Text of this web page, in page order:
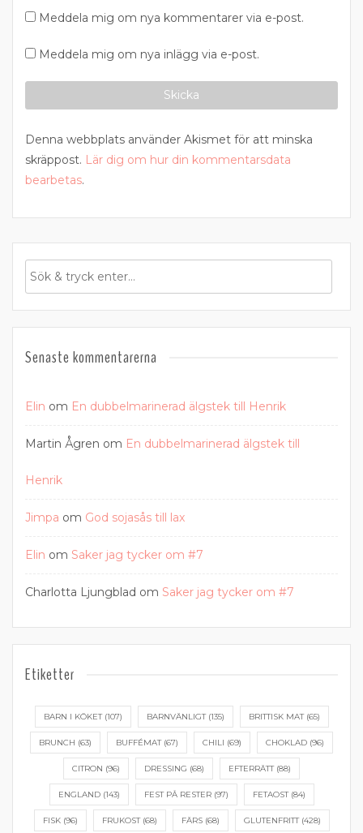
Meddela mig om nya kommentarer via e-post.
Meddela mig om nya inlägg via e-post.
Denna webbplats använder Akismet för att minska
skräppost. Lär dig om hur din kommentarsdata
bearbetas.
Senaste kommentarerna
Elin om En dubbelmarinerad älgstek till Henrik
Martin Ågren om En dubbelmarinerad älgstek till
Henrik
Jimpa om God sojasås till lax
Elin om Saker jag tycker om #7
Charlotta Ljungblad om Saker jag tycker om #7
Etiketter
BARN I KÖKET(107) BARNVÄNLIGT(135) BRITTISK MAT(65)
BRUNCH (63) BUFFÉMAT(67) CHILI (69) CHOKLAD (96)
CITRON (96) DRESSING (68) EFTERRÄTT(88)
ENGLAND(143) FEST PÅ RESTER(97) FETAOST(84)
FISK(96) FRUKOST(68) FÄRS(68) GLUTENFRITT(428)